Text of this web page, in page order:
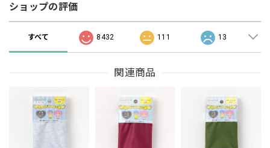
ショップの評価
すべて 8432 111 13
関連商品